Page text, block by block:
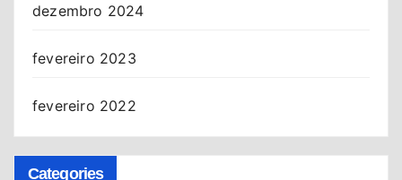
dezembro 2024
fevereiro 2023
fevereiro 2022
Categories